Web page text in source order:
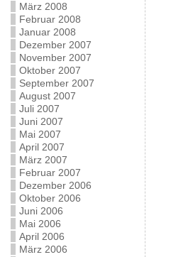
März 2008
Februar 2008
Januar 2008
Dezember 2007
November 2007
Oktober 2007
September 2007
August 2007
Juli 2007
Juni 2007
Mai 2007
April 2007
März 2007
Februar 2007
Dezember 2006
Oktober 2006
Juni 2006
Mai 2006
April 2006
März 2006